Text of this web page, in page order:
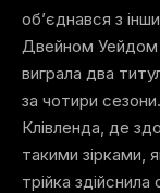
об’єднався з
Двейном
виграла два
за чотири
Клівленда, де
такими зірками,
трійка здійснила